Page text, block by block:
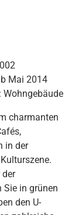
Mai 2014
Wohngebäude
charmanten
in der
der
Sie in grünen
den U-